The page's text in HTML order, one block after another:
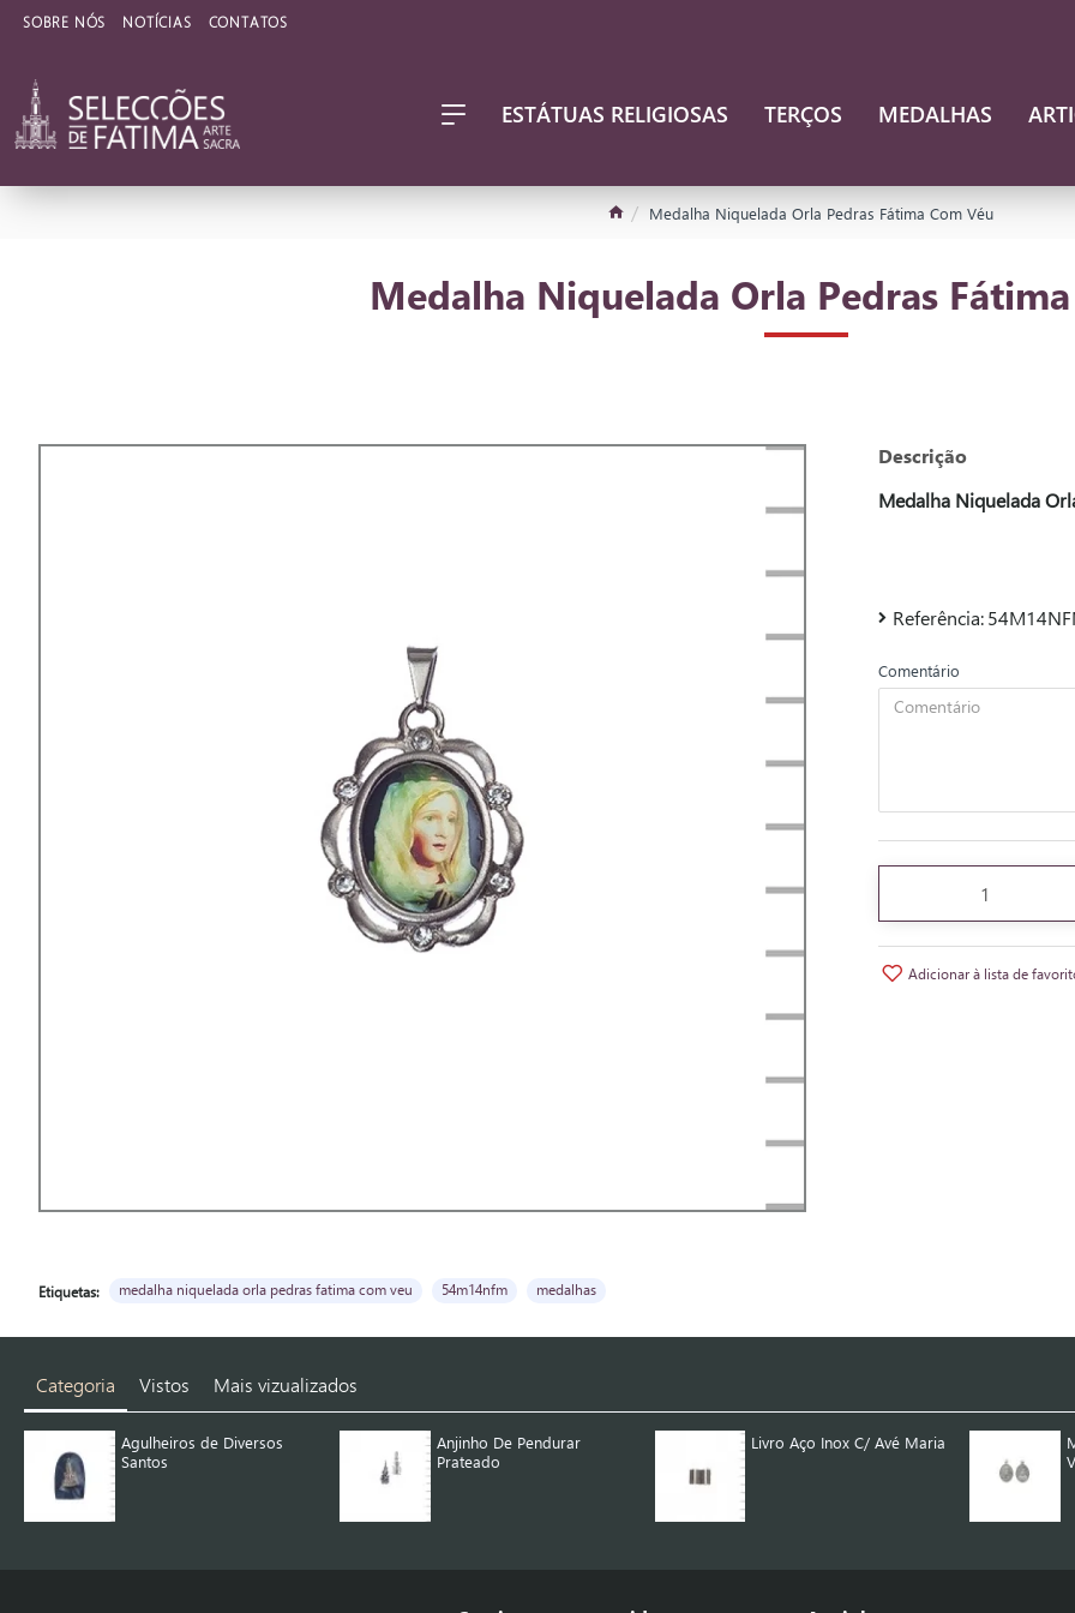
SOBRE NÓS NOTÍCIAS CONTATOS
ESTÁTUAS RELIGIOSAS TERÇOS MEDALHAS
Medalha Niquelada Orla Pedras Fátima Com Véu
Medalha Niquelada Orla Pedras
Descrição
Medalha Niquelada
Referência:
Comentário
Adicionar à lista de
Etiquetas: medalha niquelada orla pedras fatima com veu 54m14nfm medalhas
Categoria Vistos Mais vizualizados
Agulheiros de Diversos
Santos
Anjinho De Pendurar
Prateado
Livro Aço Inox C/ Avé Maria